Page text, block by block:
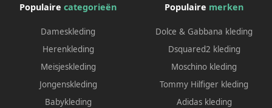
Populaire categorieën
Dameskleding
Herenkleding
Meisjeskleding
Jongenskleding
Babykleding
Populaire merken
Dolce & Gabbana kleding
Dsquared2 kleding
Moschino kleding
Tommy Hilfiger kleding
Adidas kleding